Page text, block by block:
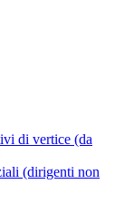
di vertice (da
(dirigenti non